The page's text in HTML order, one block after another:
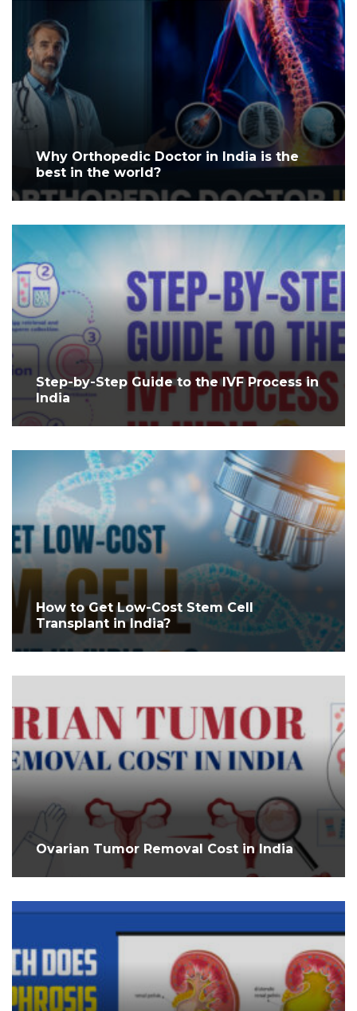
Why Orthopedic Doctor in India is the
best in the world?
Step-by-Step Guide to the IVF Process in
India
How to Get Low-Cost Stem Cell
Transplant in India?
Ovarian Tumor Removal Cost in India